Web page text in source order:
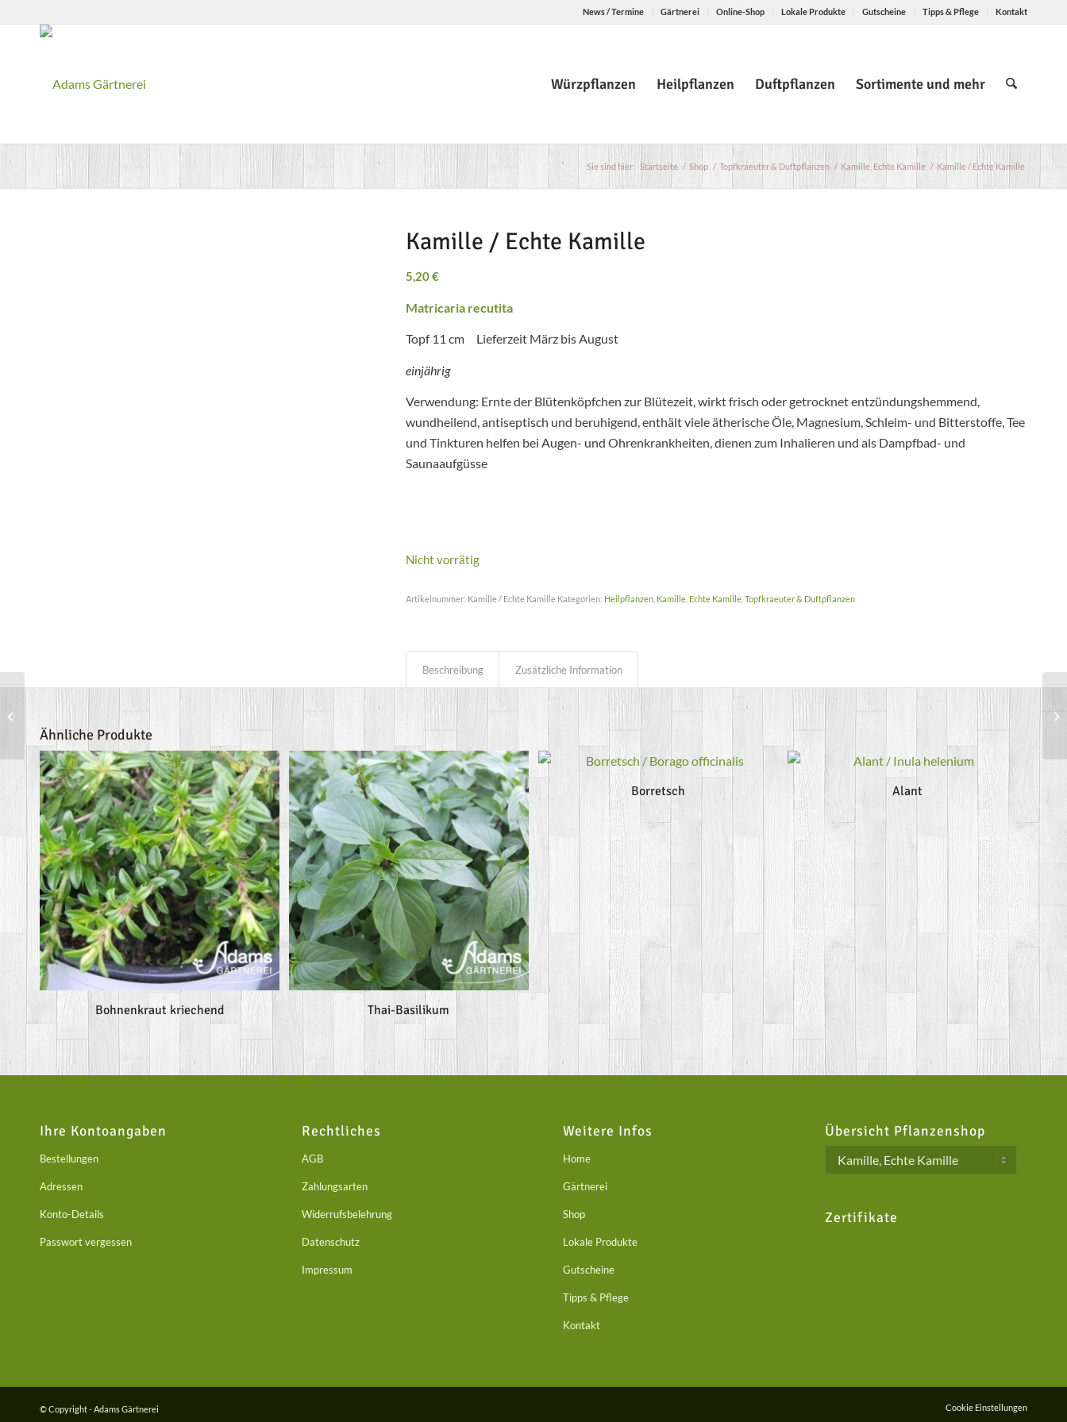
News / Termine Gärtnerei Online-Shop Lokale Produkte Gutscheine Tipps & Pflege Kontakt
Würzpflanzen Heilpflanzen Duftpflanzen Sortimente und mehr
Sie sind hier: Startseite / Shop / Topfkraeuter & Duftpflanzen / Kamille, Echte Kamille / Kamille / Echte Kamille
Kamille / Echte Kamille
5,20€
Matricaria recutita
Topf 11 cm Lieferzeit März bis August
einjährig
Verwendung: Ernte der Blütenköpfchen zur Blütezeit, wirkt frisch oder getrocknet entzündungshemmend,
wundheilend, antiseptisch und beruhigend, enthält viele ätherische Öle, Magnesium, Schleim- und Bitterstoffe, Tee
und Tinkturen helfen bei Augen- und Ohrenkrankheiten, dienen zum Inhalieren und als Dampfbad- und
Saunaaufgüsse
Nicht vorrätig
Artikelnummer: Kamille / Echte Kamille Kategorien: Heilpflanzen, Kamille, Echte Kamille, Topfkraeuter & Duftpflanzen
Beschreibung Zusätzliche Information
Ähnliche Produkte
Bohnenkraut kriechend Thai-Basilikum
Borretsch Alant
Ihre Kontoangaben
Bestellungen
Adressen
Konto-Details
Passwort vergessen
Rechtliches
AGB
Zahlungsarten
Widerrufsbelehrung
Datenschutz
Impressum
Weitere Infos
Home
Gärtnerei
Shop
Lokale Produkte
Gutscheine
Tipps & Pflege
Kontakt
Übersicht Pflanzenshop
Zertifikate
© Copyright - Adams Gärtnerei Cookie Einstellungen
Johanniskraut